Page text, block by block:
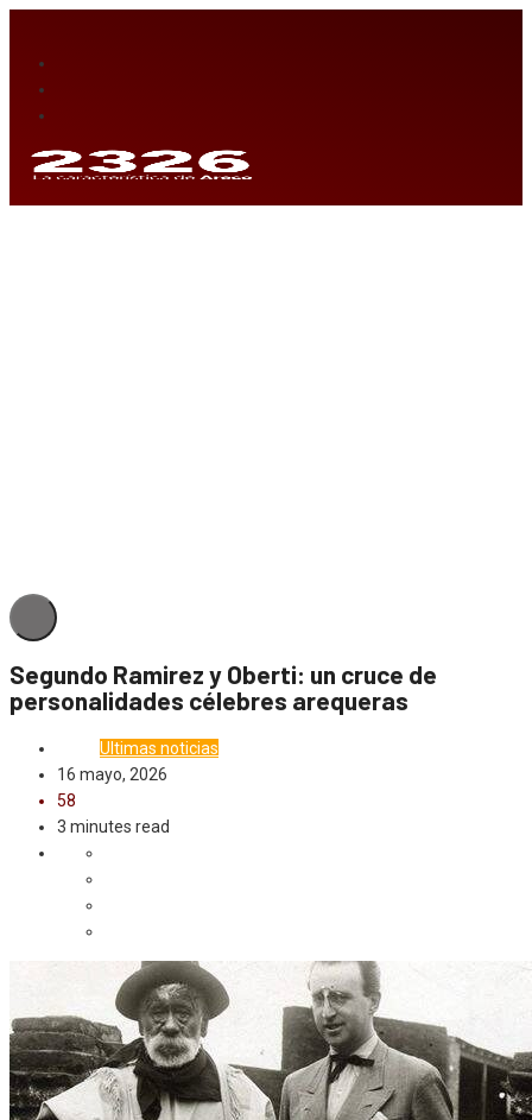
Segundo Ramirez y Oberti: un cruce de
personalidades célebres arequeras
Ultimas noticias
16 mayo, 2026
58
3 minutes read